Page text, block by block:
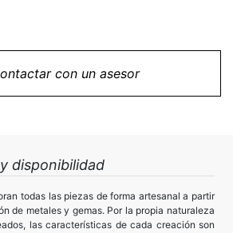
con un asesor
disponibilidad
todas las piezas de forma artesanal a partir
de metales y gemas. Por la propia naturaleza
las características de cada creación son